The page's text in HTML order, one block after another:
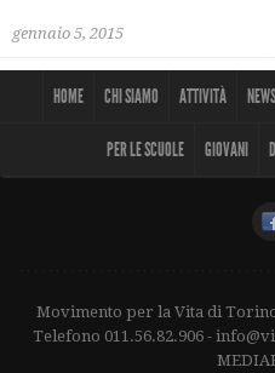
gennaio 5, 2015
HOME CHI SIAMO ATTIVITÀ NEWS
PER LE SCUOLE GIOVANI
Movimento per la Vita di Torino
Telefono 011.56.82.906 -